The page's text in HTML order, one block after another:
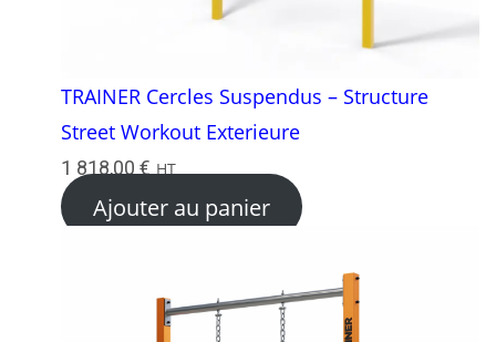
TRAINER Cercles Suspendus – Structure
Street Workout Exterieure
1 818,00€ HT
Ajouter au panier